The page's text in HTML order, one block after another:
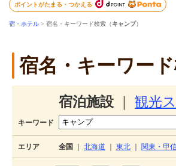
ポイントがたまる・つかえる
宿・ホテル > 宿名・キーワード検索（キャンプ）
宿名・キーワー
宿泊施設 観光
キーワード
エリア 全国 北海道 東北 関東・甲